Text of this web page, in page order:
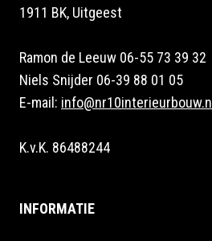
1911 BK, Uitgeest
Ramon de Leeuw 06-55 73 39 32
Niels Snijder 06-39 88 01 05
E-mail: info@nr10interieurbouw.nl
K.v.K. 86488244
INFORMATIE